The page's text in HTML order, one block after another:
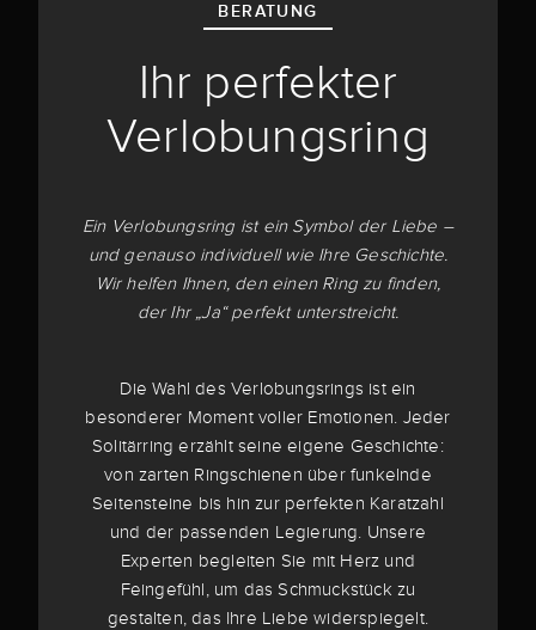
BERATUNG
Ihr perfekter
Verlobungsring
Ein Verlobungsring ist ein Symbol der Liebe –
und genauso individuell wie Ihre Geschichte.
Wir helfen Ihnen, den einen Ring zu finden,
der Ihr „Ja“ perfekt unterstreicht.
Die Wahl des Verlobungsrings ist ein
besonderer Moment voller Emotionen. Jeder
Solitärring erzählt seine eigene Geschichte:
von zarten Ringschienen über funkelnde
Seitensteine bis hin zur perfekten Karatzahl
und der passenden Legierung. Unsere
Experten begleiten Sie mit Herz und
Feingefühl, um das Schmuckstück zu
gestalten, das Ihre Liebe widerspiegelt.